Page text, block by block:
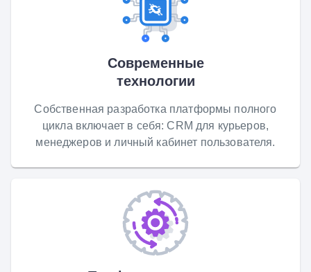
Современные
технологии
Собственная разработка платформы полного
цикла включает в себя: CRM для курьеров,
менеджеров и личный кабинет пользователя.